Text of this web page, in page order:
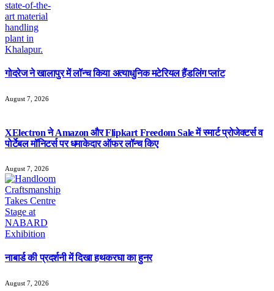
गोदरेज ने खालापुर में लॉन्च किया अत्याधुनिक मटेरियल हैंडलिंग प्लांट
August 7, 2026
XElectron ने Amazon और Flipkart Freedom Sale में स्मार्ट प्रोजेक्टर्स व
पोर्टेबल मॉनिटर्स पर धमाकेदार ऑफर लॉन्च किए
August 7, 2026
नाबार्ड की प्रदर्शनी में दिखा हथकरघा का हुनर
August 7, 2026